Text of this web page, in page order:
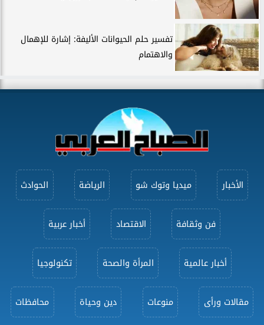
تفسير حلم الحيوانات الأليفة: إشارة للإهمال
والاهتمام
الأخبار ميديا وتوك شو الرياضة الحوادث
فن وثقافة الاقتصاد أخبار عربية
أخبار عالمية المرأة والصحة تكنولوجيا
مقالات ورأى منوعات دين وحياة محافظات